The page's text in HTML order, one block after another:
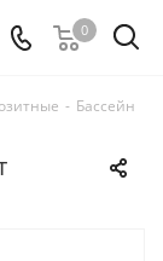
0
- Бассейн